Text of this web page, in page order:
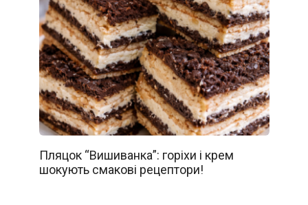
Пляцок “Вишиванка”: горіхи і крем
шокують смакові рецептори!